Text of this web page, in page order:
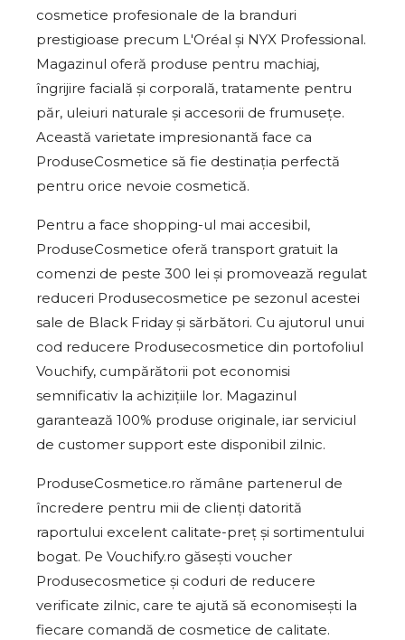
cosmetice profesionale de la branduri
prestigioase precum L'Oréal și NYX Professional.
Magazinul oferă produse pentru machiaj,
îngrijire facială și corporală, tratamente pentru
păr, uleiuri naturale și accesorii de frumusețe.
Această varietate impresionantă face ca
ProduseCosmetice să fie destinația perfectă
pentru orice nevoie cosmetică.
Pentru a face shopping-ul mai accesibil,
ProduseCosmetice oferă transport gratuit la
comenzi de peste 300 lei și promovează regulat
reduceri Produsecosmetice pe sezonul acestei
sale de Black Friday și sărbători. Cu ajutorul unui
cod reducere Produsecosmetice din portofoliul
Vouchify, cumpărătorii pot economisi
semnificativ la achizițiile lor. Magazinul
garantează 100% produse originale, iar serviciul
de customer support este disponibil zilnic.
ProduseCosmetice.ro rămâne partenerul de
încredere pentru mii de clienți datorită
raportului excelent calitate-preț și sortimentului
bogat. Pe Vouchify.ro găsești voucher
Produsecosmetice și coduri de reducere
verificate zilnic, care te ajută să economisești la
fiecare comandă de cosmetice de calitate.